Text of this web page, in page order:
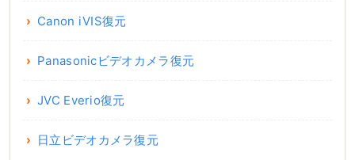
Canon iVIS復元
Panasonicビデオカメラ復元
JVC Everio復元
日立ビデオカメラ復元